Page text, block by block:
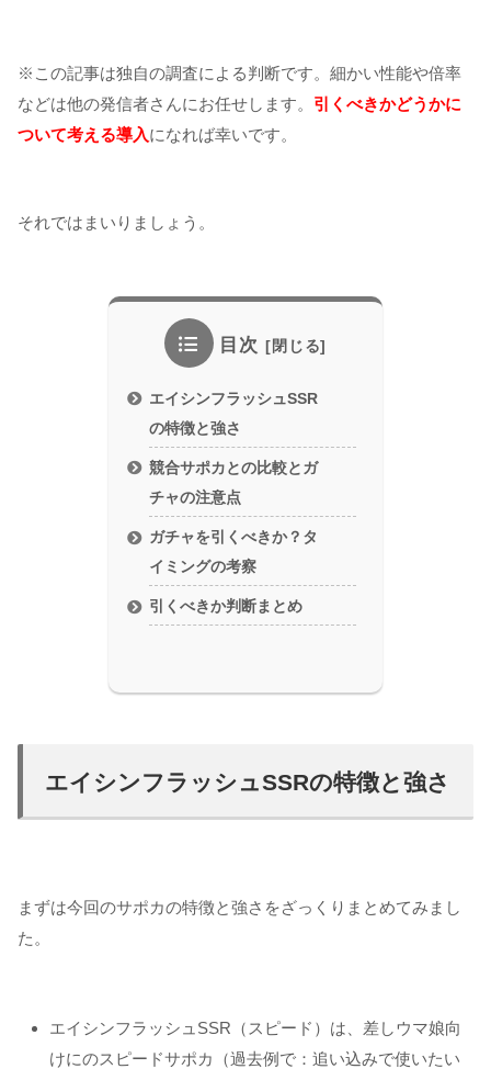
※この記事は独自の調査による判断です。細かい性能や倍率
などは他の発信者さんにお任せします。 引くべきかどうかに
ついて考える導入になれば幸いです。
それではまいりましょう。
目次
エイシンフラッシュSSR
の特徴と強さ
競合サポカとの比較とガ
チャの注意点
ガチャを引くべきか？タ
イミングの考察
引くべきか判断まとめ
エイシンフラッシュSSRの特徴と強さ
まずは今回のサポカの特徴と強さをざっくりまとめてみまし
た。
エイシンフラッシュSSR（スピード）は、差しウマ娘向
けにのスピードサポカ（過去例で：追い込みで使いたい